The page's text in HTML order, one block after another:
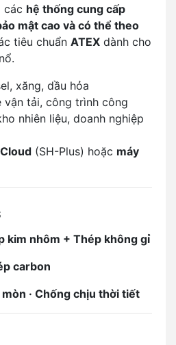
các hệ thống cung cấp
mật cao và có thể theo
tiêu chuẩn ATEX dành cho
xăng, dầu hỏa
tải, công trình công
nhiên liệu, doanh nghiệp
Cloud (SH-Plus) hoặc máy
kim nhôm + Thép không gỉ
carbon
· Chống chịu thời tiết